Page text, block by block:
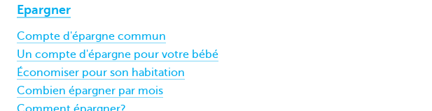
Epargner
Compte d'épargne commun
Un compte d'épargne pour votre bébé
Économiser pour son habitation
Combien épargner par mois